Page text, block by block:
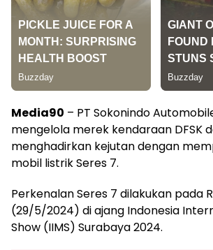
Media90 – PT Sokonindo
mengelola merek kendaraan DFSK
menghadirkan kejutan dengan
mobil listrik Seres 7.
Perkenalan Seres 7 dilakukan pada
(29/5/2024) di ajang Indonesia
Show (IIMS) Surabaya 2024.